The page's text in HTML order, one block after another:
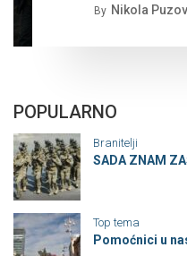
By Nikola
POPULARNO
Branitelji
SADA ZNAM
Top tema
Pomoćnici u